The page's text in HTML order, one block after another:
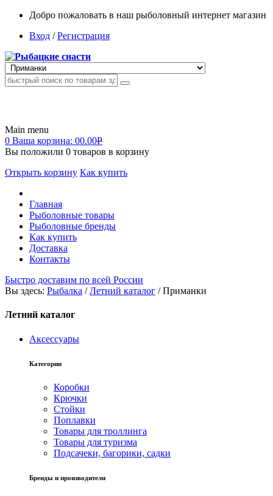
Добро пожаловать в наш рыболовный интернет магазин
Вход /Регистрация
Main menu
0 Ваша корзина: 00.00Р
Вы положили 0 товаров в корзину
Открыть корзину Как купить
Главная
Рыболовные товары
Рыболовные бренды
Как купить
Доставка
Контакты
Быстро доставим по всей России
Вы здесь: Рыбалка /Летний каталог /Приманки
Летний каталог
Аксессуары
Категории
Коробки
Крючки
Стойки
Поплавки
Товары для троллинга
Товары для туризма
Подсачеки, багорики, садки
Бренды и производители